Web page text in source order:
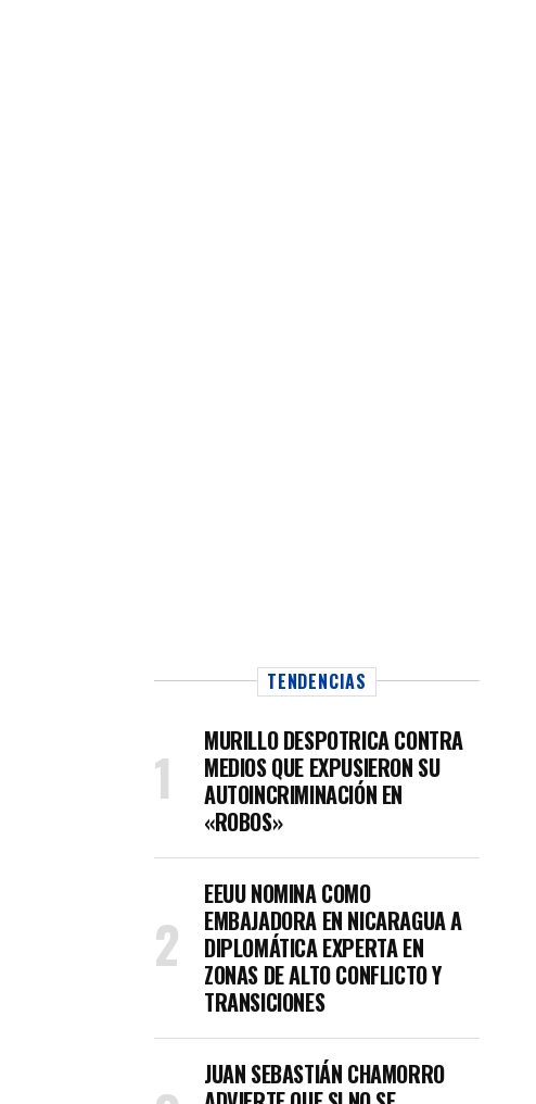
TENDENCIAS
MURILLO DESPOTRICA CONTRA
MEDIOS QUE EXPUSIERON SU
AUTOINCRIMINACIÓN EN
«ROBOS»
EEUU NOMINA COMO
EMBAJADORA EN NICARAGUA A
DIPLOMÁTICA EXPERTA EN
ZONAS DE ALTO CONFLICTO Y
TRANSICIONES
JUAN SEBASTIÁN CHAMORRO